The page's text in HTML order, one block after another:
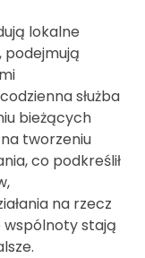
lokalne
podejmują
służba
bieżących
tworzeniu
co podkreślił
na rzecz
wspólnoty stają